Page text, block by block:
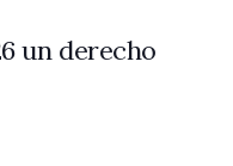
un derecho